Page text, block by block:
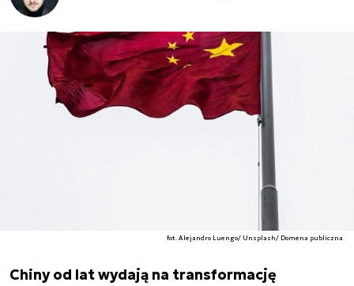
fot. Alejandro Luengo/ Unsplash/ Domena publiczna
Chiny od lat wydają na transformację